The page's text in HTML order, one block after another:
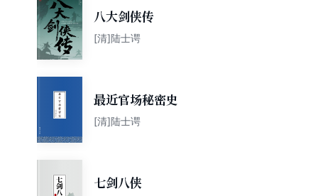
八大剑侠传
[清]陆士谔
最近官场秘密史
[清]陆士谔
七剑八侠